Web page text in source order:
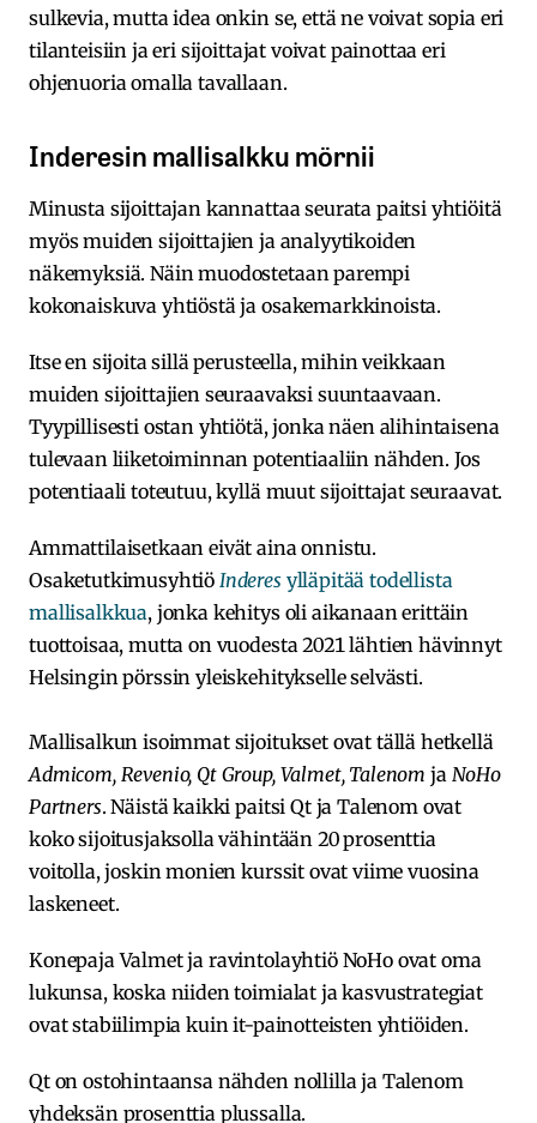
sulkevia, mutta idea onkin se, että ne voivat sopia eri
tilanteisiin ja eri sijoittajat voivat painottaa eri
ohjenuoria omalla tavallaan.
Inderesin mallisalkku mörnii
Minusta sijoittajan kannattaa seurata paitsi yhtiöitä
myös muiden sijoittajien ja analyytikoiden
näkemyksiä. Näin muodostetaan parempi
kokonaiskuva yhtiöstä ja osakemarkkinoista.
Itse en sijoita sillä perusteella, mihin veikkaan
muiden sijoittajien seuraavaksi suuntaavaan.
Tyypillisesti ostan yhtiötä, jonka näen alihintaisena
tulevaan liiketoiminnan potentiaaliin nähden. Jos
potentiaali toteutuu, kyllä muut sijoittajat seuraavat.
Ammattilaisetkaan eivät aina onnistu.
Osaketutkimusyhtiö Inderes ylläpitää todellista
mallisalkkua, jonka kehitys oli aikanaan erittäin
tuottoisaa, mutta on vuodesta 2021 lähtien hävinnyt
Helsingin pörssin yleiskehitykselle selvästi.
Mallisalkun isoimmat sijoitukset ovat tällä hetkellä
Admicom, Revenio, Qt Group, Valmet, Talenom ja NoHo
Partners. Näistä kaikki paitsi Qt ja Talenom ovat
koko sijoitusjaksolla vähintään 20 prosenttia
voitolla, joskin monien kurssit ovat viime vuosina
laskeneet.
Konepaja Valmet ja ravintolayhtiö NoHo ovat oma
lukunsa, koska niiden toimialat ja kasvustrategiat
ovat stabiilimpia kuin it-painotteisten yhtiöiden.
Qt on ostohintaansa nähden nollilla ja Talenom
yhdeksän prosenttia plussalla.